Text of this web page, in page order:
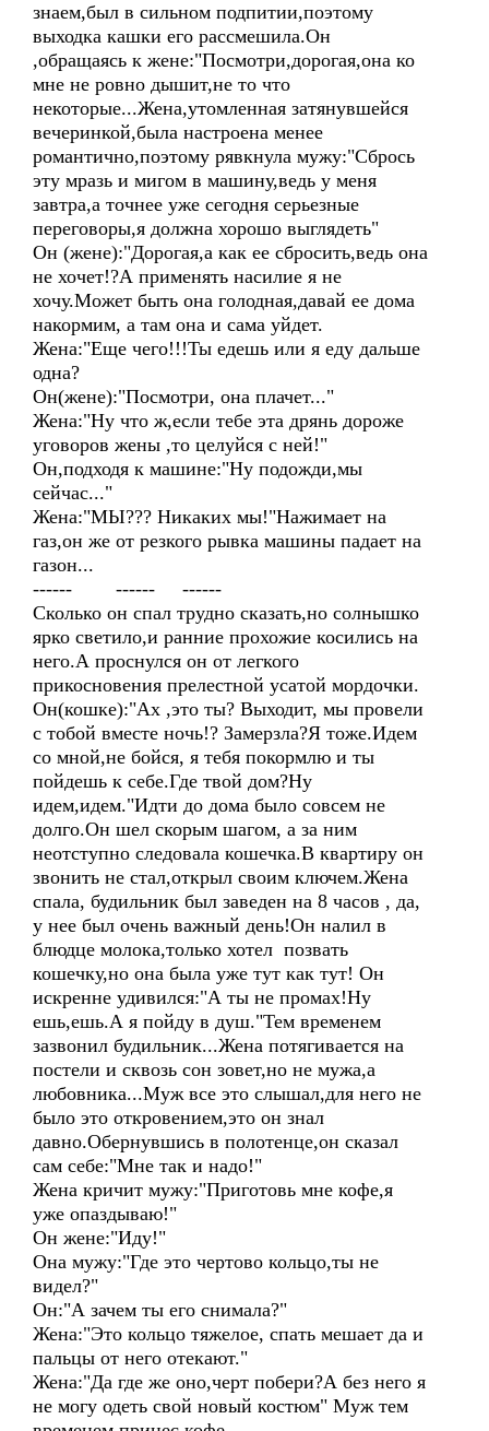
знаем,был в сильном подпитии,поэтому
выходка кашки его рассмешила.Он
,обращаясь к жене:"Посмотри,дорогая,она ко
мне не ровно дышит,не то что
некоторые...Жена,утомленная затянувшейся
вечеринкой,была настроена менее
романтично,поэтому рявкнула мужу:"Сбрось
эту мразь и мигом в машину,ведь у меня
завтра,а точнее уже сегодня серьезные
переговоры,я должна хорошо выглядеть"
Он (жене):"Дорогая,а как ее сбросить,ведь она
не хочет!?А применять насилие я не
хочу.Может быть она голодная,давай ее дома
накормим, а там она и сама уйдет.
Жена:"Еще чего!!!Ты едешь или я еду дальше
одна?
Он(жене):"Посмотри, она плачет..."
Жена:"Ну что ж,если тебе эта дрянь дороже
уговоров жены ,то целуйся с ней!"
Он,подходя к машине:"Ну подожди,мы
сейчас..."
Жена:"МЫ??? Никаких мы!"Нажимает на
газ,он же от резкого рывка машины падает на
газон...
------ ------ ------
Cколько он спал трудно сказать,но солнышко
ярко светило,и ранние прохожие косились на
него.А проснулся он от легкого
прикосновения прелестной усатой мордочки.
Он(кошке):"Ах ,это ты? Выходит, мы провели
с тобой вместе ночь!? Замерзла?Я тоже.Идем
со мной,не бойся, я тебя покормлю и ты
пойдешь к себе.Где твой дом?Ну
идем,идем."Идти до дома было совсем не
долго.Он шел скорым шагом, а за ним
неотступно следовала кошечка.В квартиру он
звонить не стал,открыл своим ключем.Жена
спала, будильник был заведен на 8 часов , да,
у нее был очень важный день!Он налил в
блюдце молока,только хотел позвать
кошечку,но она была уже тут как тут! Он
искренне удивился:"А ты не промах!Ну
ешь,ешь.А я пойду в душ."Тем временем
зазвонил будильник...Жена потягивается на
постели и сквозь сон зовет,но не мужа,а
любовника...Муж все это слышал,для него не
было это откровением,это он знал
давно.Обернувшись в полотенце,он сказал
сам себе:"Мне так и надо!"
Жена кричит мужу:"Приготовь мне кофе,я
уже опаздываю!"
Он жене:"Иду!"
Она мужу:"Где это чертово кольцо,ты не
видел?"
Он:"А зачем ты его снимала?"
Жена:"Это кольцо тяжелое, спать мешает да и
пальцы от него отекают."
Жена:"Да где же оно,черт побери?А без него я
не могу одеть свой новый костюм" Муж тем